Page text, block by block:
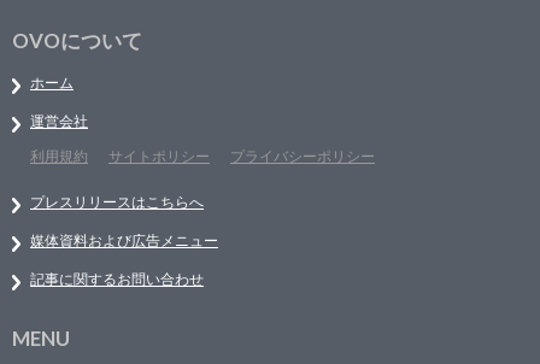
OVOについて
ホーム
運営会社
利用規約
サイトポリシー プライバシーポリシー
プレスリリースはこちらへ
媒体資料および広告メニュー
記事に関するお問い合わせ
MENU